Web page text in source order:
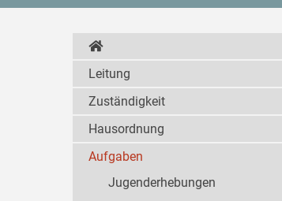
Leitung
Zuständigkeit
Hausordnung
Aufgaben
Jugenderhebungen